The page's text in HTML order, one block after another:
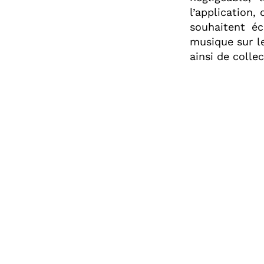
l’application,
souhaitent
musique sur
ainsi de